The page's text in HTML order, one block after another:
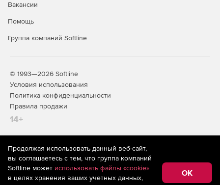
Вакансии
Помощь
Группа компаний Softline
© 1993—2026 Softline
Условия использования
Политика конфиденциальности
Правила продажи
14+
На информационном ресурсе store.softline.ru применяются
рекомендательные технологии(информационные технологии
предоставления информации на основе сбора,
систематизации и анализа сведений, относящихся к
Продолжая использовать данный веб-сайт,
вы соглашаетесь с тем, что группа компаний
Softline может использовать файлы «cookie»
в целях хранения ваших учетных данных,
OK